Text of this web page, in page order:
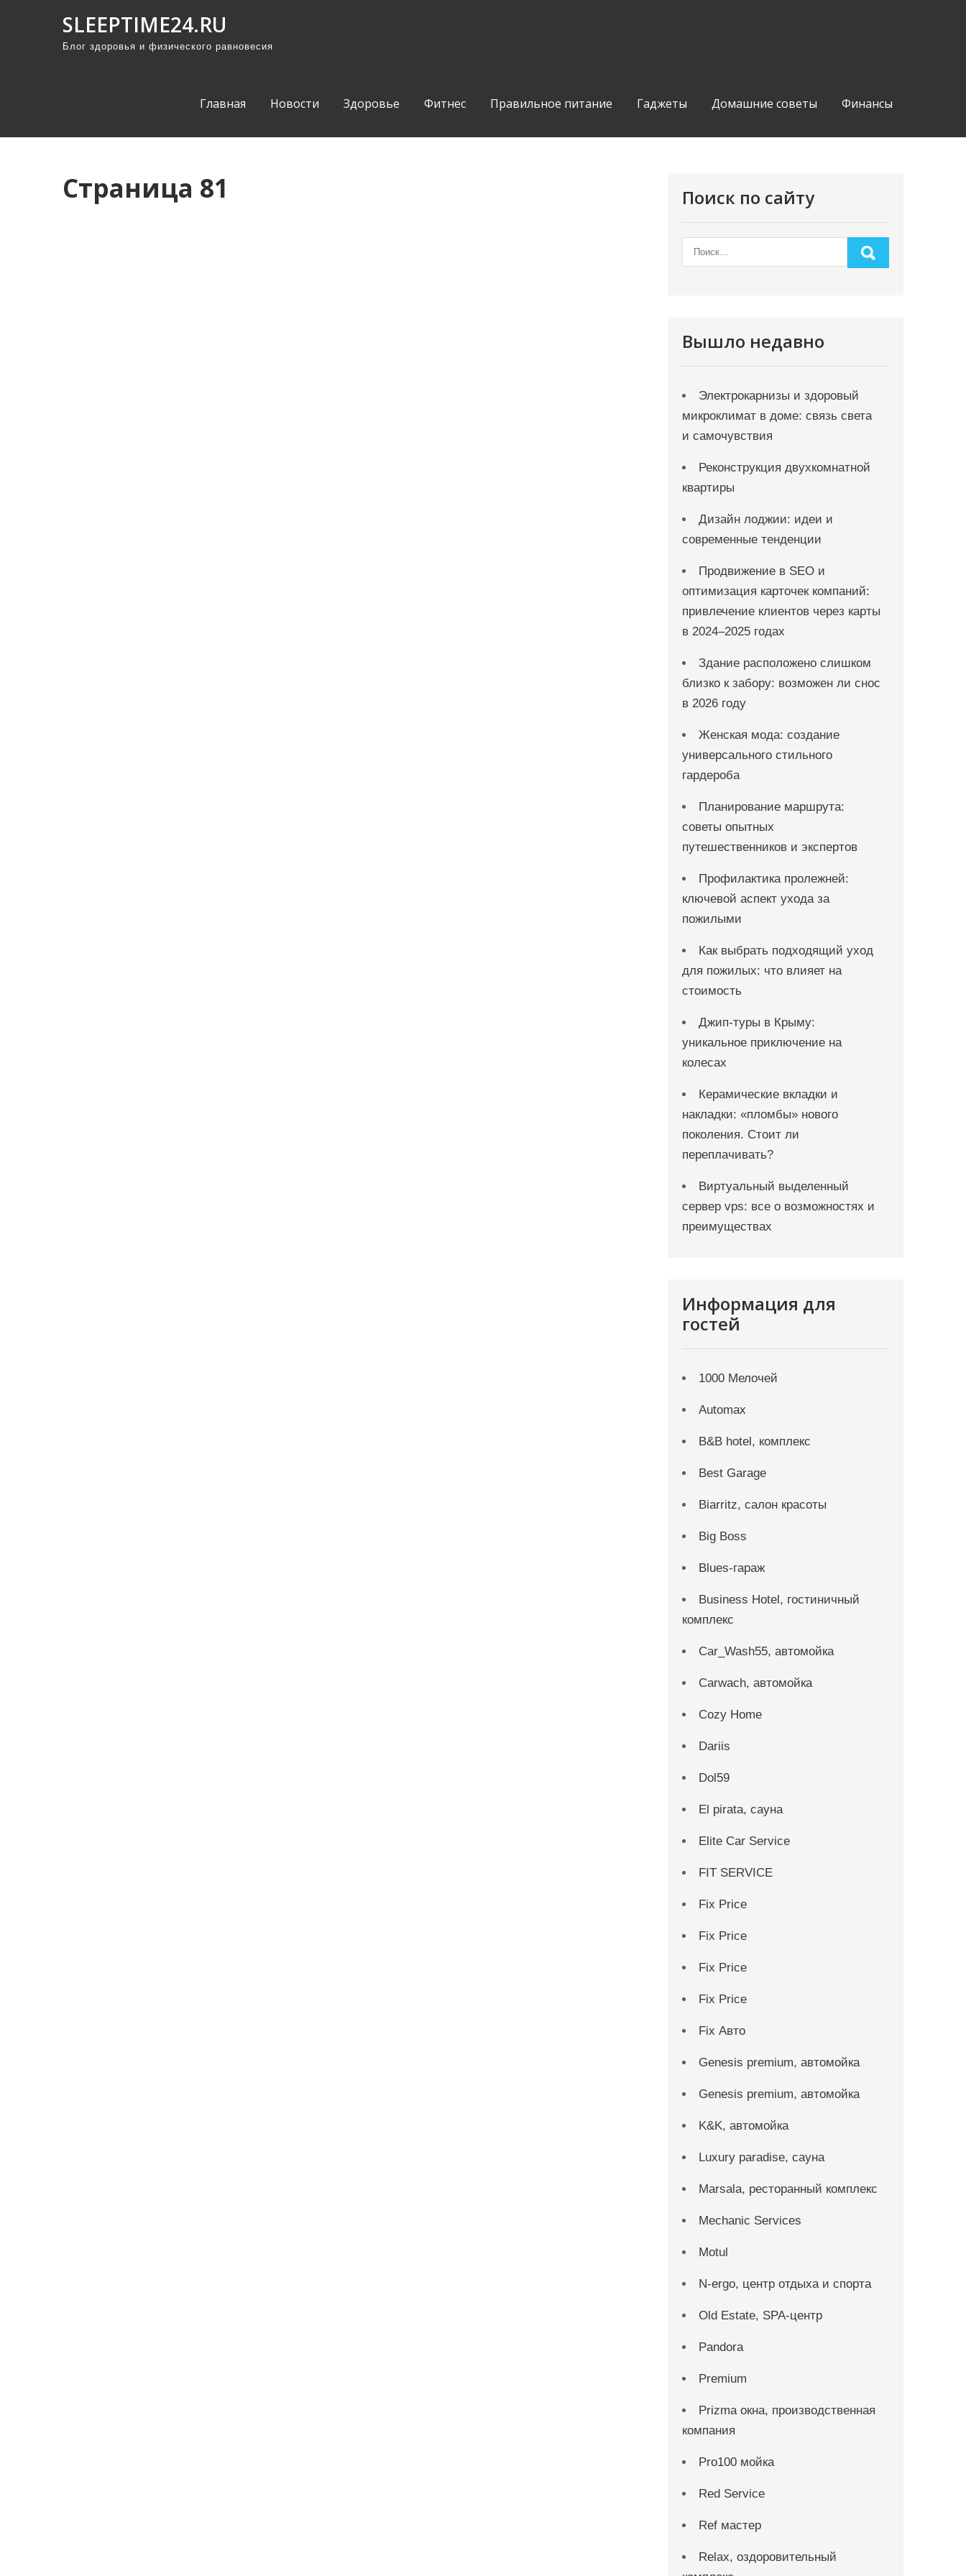
SLEEPTIME24.RU
Блог здоровья и физического равновесия
Главная Новости Здоровье Фитнес Правильное питание Гаджеты Домашние советы Финансы
Страница 81 Поиск по сайту
Вышло недавно
Электрокарнизы и здоровый
микроклимат в доме: связь света
и самочувствия
Реконструкция двухкомнатной
квартиры
Дизайн лоджии: идеи и
современные тенденции
Продвижение в SEO и
оптимизация карточек компаний:
привлечение клиентов через карты
в 2024–2025 годах
Здание расположено слишком
близко к забору: возможен ли снос
в 2026 году
Женская мода: создание
универсального стильного
гардероба
Планирование маршрута:
советы опытных
путешественников и экспертов
Профилактика пролежней:
ключевой аспект ухода за
пожилыми
Как выбрать подходящий уход
для пожилых: что влияет на
стоимость
Джип-туры в Крыму:
уникальное приключение на
колесах
Керамические вкладки и
накладки: «пломбы» нового
поколения. Стоит ли
переплачивать?
Виртуальный выделенный
сервер vps: все о возможностях и
преимуществах
Информация для
гостей
1000 Мелочей
Automax
B&B hotel, комплекс
Best Garage
Biarritz, салон красоты
Big Boss
Blues-гараж
Business Hotel, гостиничный
комплекс
Car_Wash55, автомойка
Carwach, автомойка
Cozy Home
Dariis
Dol59
El pirata, сауна
Elite Car Service
FIT SERVICE
Fix Price
Fix Price
Fix Price
Fix Price
Fix Авто
Genesis premium, автомойка
Genesis premium, автомойка
K&K, автомойка
Luxury paradise, сауна
Marsala, ресторанный комплекс
Mechanic Services
Motul
N-ergo, центр отдыха и спорта
Old Estate, SPA-центр
Pandora
Premium
Prizma окна, производственная
компания
Pro100 мойка
Red Service
Ref мастер
Relax, оздоровительный